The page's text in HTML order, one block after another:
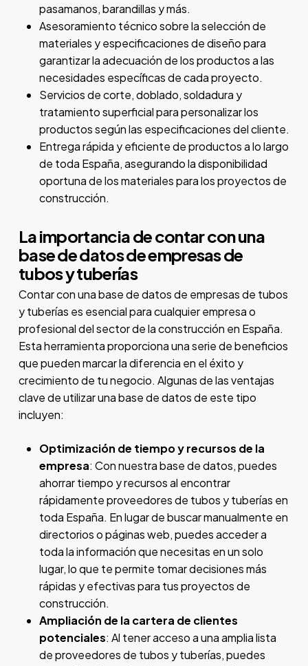
pasamanos, barandillas y más.
Asesoramiento técnico sobre la selección de
materiales y especificaciones de diseño para
garantizar la adecuación de los productos a las
necesidades específicas de cada proyecto.
Servicios de corte, doblado, soldadura y
tratamiento superficial para personalizar los
productos según las especificaciones del cliente.
Entrega rápida y eficiente de productos a lo largo
de toda España, asegurando la disponibilidad
oportuna de los materiales para los proyectos de
construcción.
La importancia de contar con una
base de datos de empresas de
tubos y tuberías
Contar con una base de datos de empresas de tubos
y tuberías es esencial para cualquier empresa o
profesional del sector de la construcción en España.
Esta herramienta proporciona una serie de beneficios
que pueden marcar la diferencia en el éxito y
crecimiento de tu negocio. Algunas de las ventajas
clave de utilizar una base de datos de este tipo
incluyen:
Optimización de tiempo y recursos de la
empresa: Con nuestra base de datos, puedes
ahorrar tiempo y recursos al encontrar
rápidamente proveedores de tubos y tuberías en
toda España. En lugar de buscar manualmente en
directorios o páginas web, puedes acceder a
toda la información que necesitas en un solo
lugar, lo que te permite tomar decisiones más
rápidas y efectivas para tus proyectos de
construcción.
Ampliación de la cartera de clientes
potenciales: Al tener acceso a una amplia lista
de proveedores de tubos y tuberías, puedes